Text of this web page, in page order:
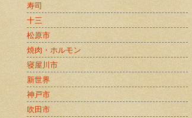
寿司
十三
松原市
焼肉・ホルモン
寝屋川市
新世界
神戸市
吹田市